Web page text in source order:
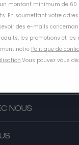
NOUS
montant minimum de 60
En soumettant votre
des e-mails
les promotions et les
notre Politique de
.Vous pouvez vous